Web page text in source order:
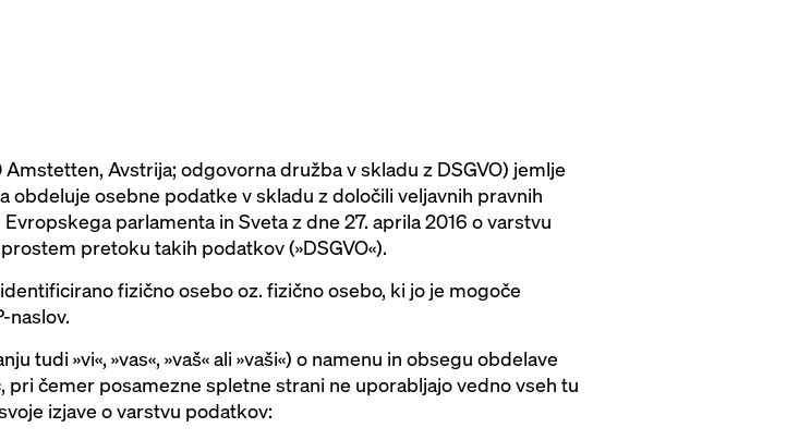
Avstrija; odgovorna družba v skladu z DSGVO) jemlje
osebne podatke v skladu z določili veljavnih pravnih
parlamenta in Sveta z dne 27. aprila 2016 o varstvu
pretoku takih podatkov (»DSGVO«).
fizično osebo oz. fizično osebo, ki jo je mogoče
naslov.
tudi »vi«, »vas«, »vaš« ali »vaši«) o namenu in obsegu obdelave
čemer posamezne spletne strani ne uporabljajo vedno vseh tu
izjave o varstvu podatkov: